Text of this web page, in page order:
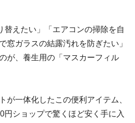
替えたい」「エアコンの掃除を自
窓ガラスの結露汚れを防ぎたい」
が、養生用の「マスカーフィル
が一体化したこの便利アイテム、
円ショップで驚くほど安く手に入